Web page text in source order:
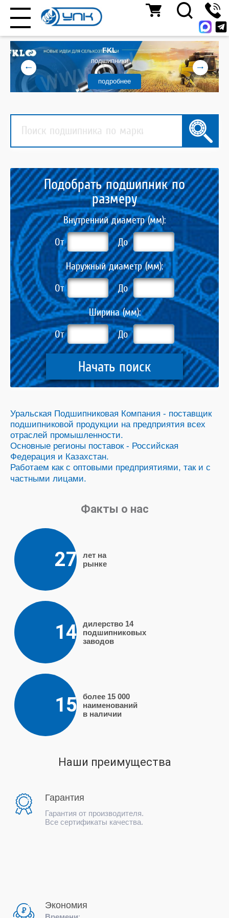
FKL
подшипники
подробнее
Подобрать подшипник по
размеру
Внутренний диаметр (мм):
От
До
Наружный диаметр (мм):
От
До
Ширина (мм):
От
До
Начать поиск
Уральская Подшипниковая Компания - поставщик
подшипниковой продукции на предприятия всех
отраслей промышленности.
Основные регионы поставок - Российская
Федерация и Казахстан.
Работаем как с оптовыми предприятиями, так и с
частными лицами.
Факты о нас
27
лет на
рынке
14
дилерство 14
подшипниковых
заводов
15
более 15 000
наименований
в наличии
Наши преимущества
Гарантия
Гарантия от производителя.
Все сертификаты качества.
Экономия